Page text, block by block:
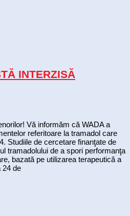
INTERZISĂ
Vă informăm că WADA a
referitoare la tramadol care
Studiile de cercetare finanţate de
tramadolului de a spori performanţa
bazată pe utilizarea terapeutică a
24 de